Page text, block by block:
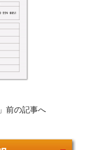
」前の記事へ